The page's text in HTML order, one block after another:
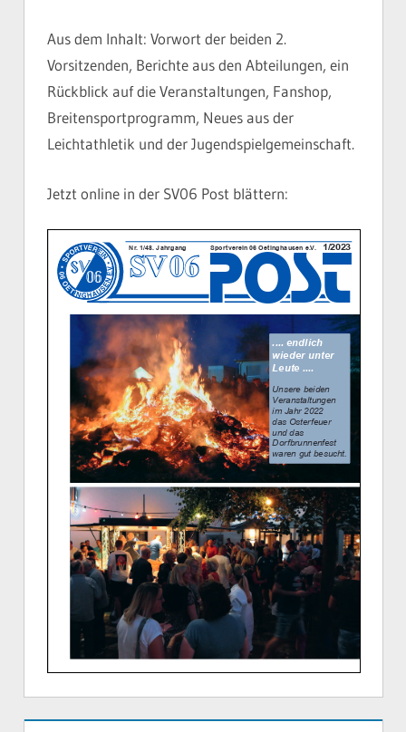
Aus dem Inhalt: Vorwort der beiden 2.
Vorsitzenden, Berichte aus den Abteilungen, ein
Rückblick auf die Veranstaltungen, Fanshop,
Breitensportprogramm, Neues aus der
Leichtathletik und der Jugendspielgemeinschaft.
Jetzt online in der SV06 Post blättern: